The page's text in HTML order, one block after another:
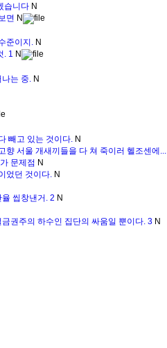
습니다 N
면 N
준이지. N
. 1 N
는 중. N
빼고 있는 것이다. N
향 서울 개새끼들을 다 쳐 죽이러 헬조센에...
문제점 N
었던 것이다. N
씹창낸거. 2 N
권주의 하수인 집단의 싸움일 뿐이다. 3 N